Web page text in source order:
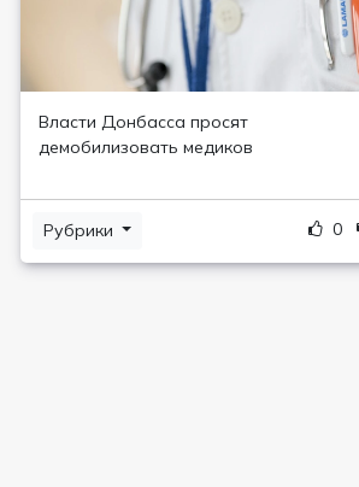
Власти Донбасса просят
демобилизовать медиков
Рубрики 0